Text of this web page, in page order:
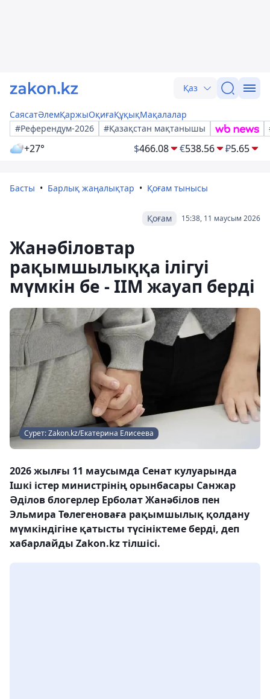
Қаз
СаясатӘлемҚаржыОқиғаҚұқықМақалалар
#Референдум-2026
#Қазақстан мақтанышы
+27° $466.08 €538.56 ₽5.65
Басты Барлық жаңалықтар Қоғам тынысы
15:38, 11 маусым 2026
Қоғам
Жанәбіловтар
рақымшылыққа ілігуі
мүмкін бе - ІІМ жауап берді
Сурет: Zakon.kz/Екатерина Елисеева
2026 жылғы 11 маусымда Сенат кулуарында
Ішкі істер министрінің орынбасары Санжар
Әділов блогерлер Ерболат Жанәбілов пен
Эльмира Төлегеноваға рақымшылық қолдану
мүмкіндігіне қатысты түсініктеме берді, деп
хабарлайды Zakon.kz тілшісі.